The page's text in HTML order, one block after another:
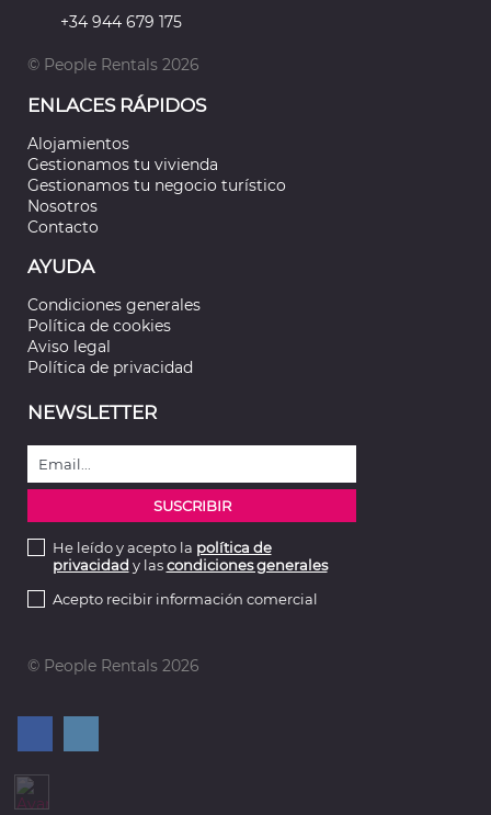
+34 944 679 175
© People Rentals 2026
ENLACES RÁPIDOS
Alojamientos
Gestionamos tu vivienda
Gestionamos tu negocio turístico
Nosotros
Contacto
AYUDA
Condiciones generales
Política de cookies
Aviso legal
Política de privacidad
NEWSLETTER
He leído y acepto la política de
privacidad y lascondiciones generales
Acepto recibir información comercial
© People Rentals 2026